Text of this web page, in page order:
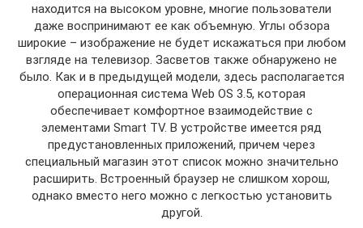
находится на высоком уровне, многие пользователи
даже воспринимают ее как объемную. Углы обзора
широкие – изображение не будет искажаться при любом
взгляде на телевизор. Засветов также обнаружено не
было. Как и в предыдущей модели, здесь располагается
операционная система Web OS 3.5, которая
обеспечивает комфортное взаимодействие с
элементами Smart TV. В устройстве имеется ряд
предустановленных приложений, причем через
специальный магазин этот список можно значительно
расширить. Встроенный браузер не слишком хорош,
однако вместо него можно с легкостью установить
другой.